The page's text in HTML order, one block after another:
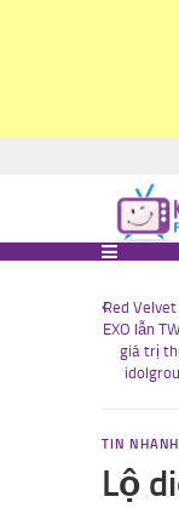
Red
EXO lẫn
giá trị
TIN NHANH
Lộ